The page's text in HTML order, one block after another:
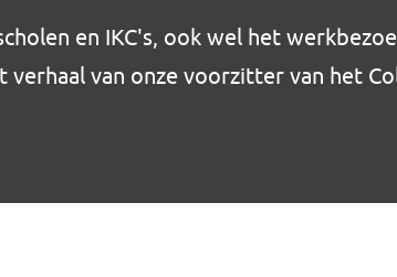
en IKC's, ook wel het
verhaal van onze voorzitter van het